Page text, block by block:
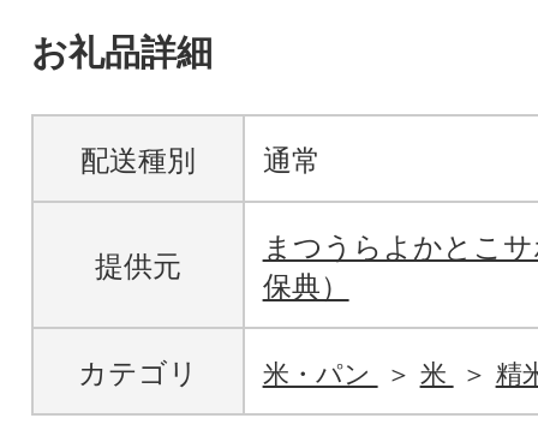
お礼品詳細
配送種別 通常
提供元
まつうらよかとこ
保典）
カテゴリ 米・パン 米 精